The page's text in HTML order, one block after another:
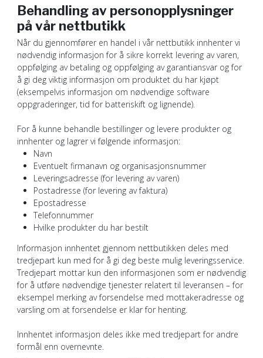
Behandling av personopplysninger
på vår nettbutikk
Når du gjennomfører en handel i vår nettbutikk innhenter vi
nødvendig informasjon for å sikre korrekt levering av varen,
oppfølging av betaling og oppfølging av garantiansvar og for
å gi deg viktig informasjon om produktet du har kjøpt
(eksempelvis informasjon om nødvendige software
oppgraderinger, tid for batteriskift og lignende).
For å kunne behandle bestillinger og levere produkter og
innhenter og lagrer vi følgende informasjon:
Navn
Eventuelt firmanavn og organisasjonsnummer
Leveringsadresse (for levering av varen)
Postadresse (for levering av faktura)
Epostadresse
Telefonnummer
Hvilke produkter du har bestilt
Informasjon innhentet gjennom nettbutikken deles med
tredjepart kun med for å gi deg beste mulig leveringsservice.
Tredjepart mottar kun den informasjonen som er nødvendig
for å utføre nødvendige tjenester relatert til leveransen – for
eksempel merking av forsendelse med mottakeradresse og
varsling om at forsendelse er klar for henting.
Innhentet informasjon deles ikke med tredjepart for andre
formål enn overnevnte.